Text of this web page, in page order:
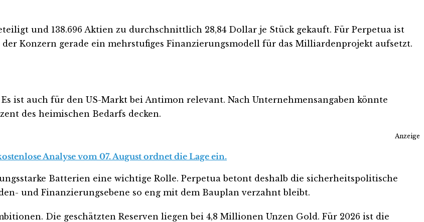
und 138.696 Aktien zu durchschnittlich 28,84 Dollar je Stück gekauft. Für Perpetua ist
Konzern gerade ein mehrstufiges Finanzierungsmodell für das Milliardenprojekt aufsetzt.
ist auch für den US-Markt bei Antimon relevant. Nach Unternehmensangaben könnte
des heimischen Bedarfs decken.
Anzeige
Analyse vom 07. August ordnet die Lage ein.
Batterien eine wichtige Rolle. Perpetua betont deshalb die sicherheitspolitische
und Finanzierungsebene so eng mit dem Bauplan verzahnt bleibt.
Die geschätzten Reserven liegen bei 4,8 Millionen Unzen Gold. Für 2026 ist die